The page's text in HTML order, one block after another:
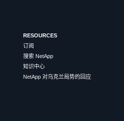
RESOURCES
订阅
搜索 NetApp
知识中心
NetApp 对乌克兰局势的回应